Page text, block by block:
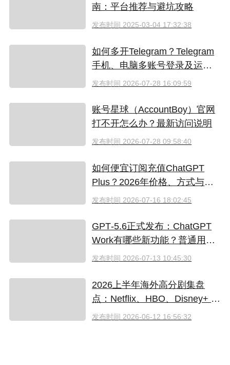
南：平台推荐与避坑攻略
发布时间 2025-03-04 17:32:38
如何多开Telegram？Telegram
手机、电脑多账号登录及运营
指南
发布时间 2026-07-28 16:09:59
账号星球（AccountBoy）官网
打不开怎么办？最新访问说明
发布时间 2026-07-28 09:58:40
如何便宜订阅充值ChatGPT
Plus？2026年价格、方式与避
坑指南
发布时间 2026-07-16 18:02:45
GPT‑5.6正式发布：ChatGPT
Work有哪些新功能？普通用户
值得升级吗
发布时间 2026-07-13 10:45:30
2026上半年海外高分剧集盘
点：Netflix、HBO、Disney+ 哪
些爆款必追？（附国内超划算
发布时间 2026-06-12 16:56:32